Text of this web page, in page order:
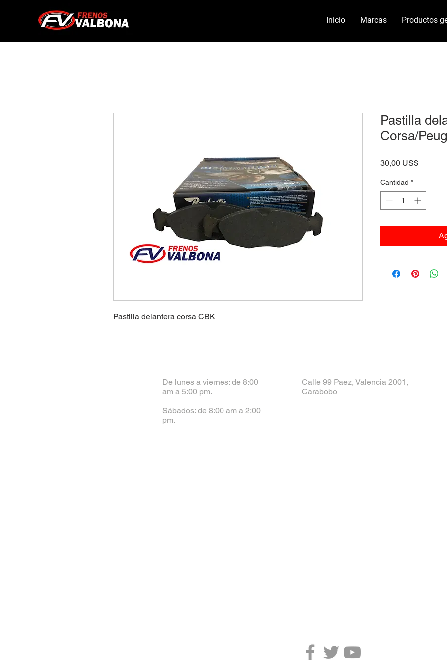
Inicio Marcas Productos
Pastilla delantera corsa CBK
Pastilla
Corsa/
30,00 US$Precio
Cantidad *
De lunes a viernes: de 8:00
am a 5:00 pm.
Sábados: de 8:00 am a 2:00
pm.
Calle 99 Paez, Valencia 2001,
Carabobo